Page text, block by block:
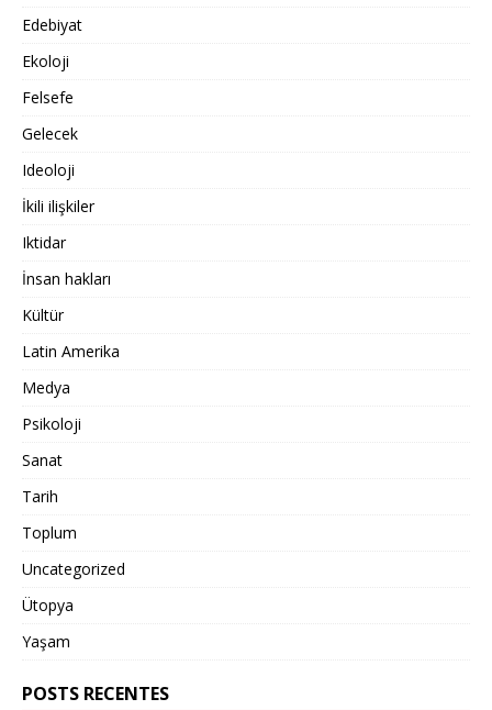
Edebiyat
Ekoloji
Felsefe
Gelecek
Ideoloji
İkili ilişkiler
Iktidar
İnsan hakları
Kültür
Latin Amerika
Medya
Psikoloji
Sanat
Tarih
Toplum
Uncategorized
Ütopya
Yaşam
POSTS RECENTES